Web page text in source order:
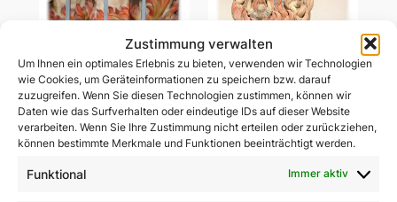
Zustimmung verwalten
Um Ihnen ein optimales Erlebnis zu bieten, verwenden wir Technologien
wie Cookies, um Geräteinformationen zu speichern bzw. darauf
zuzugreifen. Wenn Sie diesen Technologien zustimmen, können wir
Daten wie das Surfverhalten oder eindeutige IDs auf dieser Website
verarbeiten. Wenn Sie Ihre Zustimmung nicht erteilen oder zurückziehen,
können bestimmte Merkmale und Funktionen beeinträchtigt werden.
Funktional Immer aktiv
Ablass-Gebetsbildchen
(Motiv C: Dießen)
5,00€
Ablass-Gebetsbildchen
(Motiv D: Maria
Vesperbild)